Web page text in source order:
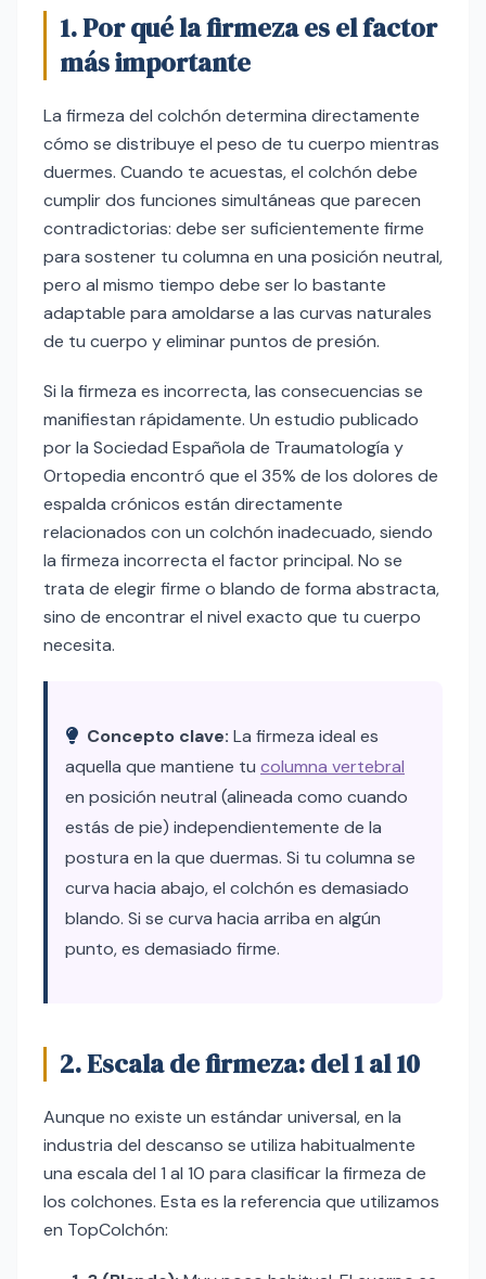
1. Por qué la firmeza es el factor
más importante
La firmeza del colchón determina directamente
cómo se distribuye el peso de tu cuerpo mientras
duermes. Cuando te acuestas, el colchón debe
cumplir dos funciones simultáneas que parecen
contradictorias: debe ser suficientemente firme
para sostener tu columna en una posición neutral,
pero al mismo tiempo debe ser lo bastante
adaptable para amoldarse a las curvas naturales
de tu cuerpo y eliminar puntos de presión.
Si la firmeza es incorrecta, las consecuencias se
manifiestan rápidamente. Un estudio publicado
por la Sociedad Española de Traumatología y
Ortopedia encontró que el 35% de los dolores de
espalda crónicos están directamente
relacionados con un colchón inadecuado, siendo
la firmeza incorrecta el factor principal. No se
trata de elegir firme o blando de forma abstracta,
sino de encontrar el nivel exacto que tu cuerpo
necesita.
Concepto clave: La firmeza ideal es
aquella que mantiene tu columna vertebral
en posición neutral (alineada como cuando
estás de pie) independientemente de la
postura en la que duermas. Si tu columna se
curva hacia abajo, el colchón es demasiado
blando. Si se curva hacia arriba en algún
punto, es demasiado firme.
2. Escala de firmeza: del 1 al 10
Aunque no existe un estándar universal, en la
industria del descanso se utiliza habitualmente
una escala del 1 al 10 para clasificar la firmeza de
los colchones. Esta es la referencia que utilizamos
en TopColchón: